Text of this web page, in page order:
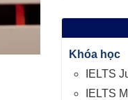
Khóa học
IELTS
IELTS